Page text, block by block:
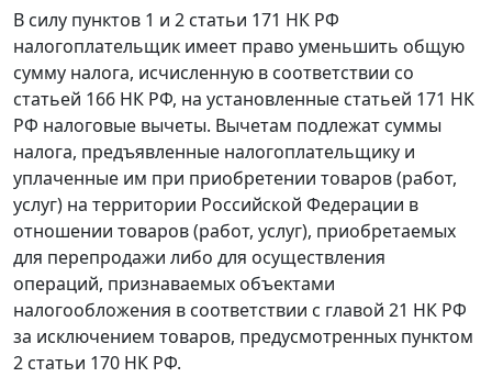
В силу пунктов 1 и 2 статьи 171 НК РФ
налогоплательщик имеет право уменьшить общую
сумму налога, исчисленную в соответствии со
статьей 166 НК РФ, на установленные статьей 171 НК
РФ налоговые вычеты. Вычетам подлежат суммы
налога, предъявленные налогоплательщику и
уплаченные им при приобретении товаров (работ,
услуг) на территории Российской Федерации в
отношении товаров (работ, услуг), приобретаемых
для перепродажи либо для осуществления
операций, признаваемых объектами
налогообложения в соответствии с главой 21 НК РФ
за исключением товаров, предусмотренных пунктом
2 статьи 170 НК РФ.